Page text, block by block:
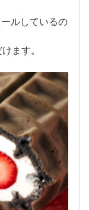
ルしているの
ます。